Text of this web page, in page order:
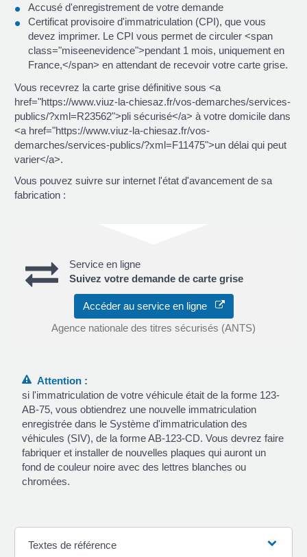
Accusé d'enregistrement de votre demande
Certificat provisoire d'immatriculation (CPI), que vous
devez imprimer. Le CPI vous permet de circuler <span
class="miseenevidence">pendant 1 mois, uniquement en
France,</span> en attendant de recevoir votre carte grise.
Vous recevrez la carte grise définitive sous <a
href="https://www.viuz-la-chiesaz.fr/vos-demarches/services-
publics/?xml=R23562">pli sécurisé</a> à votre domicile dans
<a href="https://www.viuz-la-chiesaz.fr/vos-
demarches/services-publics/?xml=F11475">un délai qui peut
varier</a>.
Vous pouvez suivre sur internet l'état d'avancement de sa
fabrication :
Service en ligne
Suivez votre demande de carte grise
Accéder au service en ligne
Agence nationale des titres sécurisés (ANTS)
Attention :
si l'immatriculation de votre véhicule était de la forme 123-
AB-75, vous obtiendrez une nouvelle immatriculation
enregistrée dans le Système d'immatriculation des
véhicules (SIV), de la forme AB-123-CD. Vous devrez faire
fabriquer et installer de nouvelles plaques qui auront un
fond de couleur noire avec des lettres blanches ou
chromées.
Textes de référence